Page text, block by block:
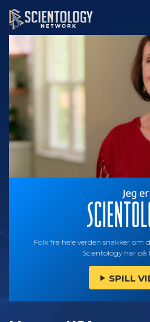
Folk fra hele verden snakker om
Scientology har på
SPILL